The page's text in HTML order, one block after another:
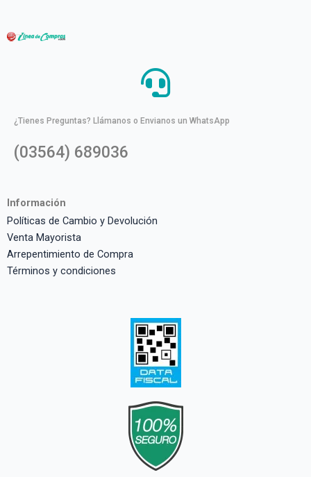
¿Tienes Preguntas? Llámanos o Envianos un WhatsApp
(03564) 689036
Información
Políticas de Cambio y Devolución
Venta Mayorista
Arrepentimiento de Compra
Términos y condiciones